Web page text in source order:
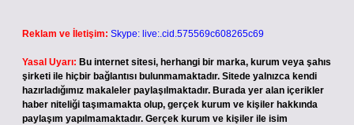
Reklam ve İletişim: Skype: live:.cid.575569c608265c69
Yasal Uyarı: Bu internet sitesi, herhangi bir marka, kurum veya şahıs
şirketi ile hiçbir bağlantısı bulunmamaktadır. Sitede yalnızca kendi
hazırladığımız makaleler paylaşılmaktadır. Burada yer alan içerikler
haber niteliği taşımamakta olup, gerçek kurum ve kişiler hakkında
paylaşım yapılmamaktadır. Gerçek kurum ve kişiler ile isim